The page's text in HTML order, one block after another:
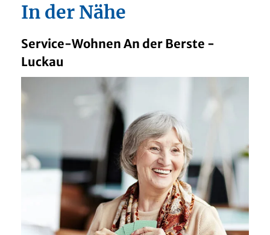
In der Nähe
Service-Wohnen An der Berste -
Luckau